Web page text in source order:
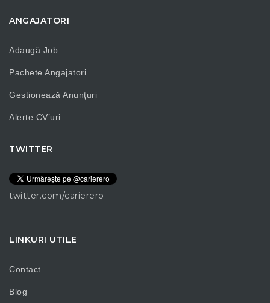
ANGAJATORI
Adaugă Job
Pachete Angajatori
Gestionează Anunțuri
Alerte CV’uri
TWITTER
twitter.com/carierero
LINKURI UTILE
Contact
Blog